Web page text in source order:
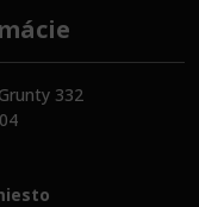
332